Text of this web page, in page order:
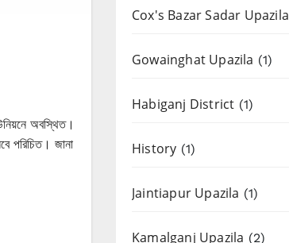
অবস্থিত।
পরিচিত। জানা
Cox's Bazar Sadar Upazila
Gowainghat Upazila (1)
Habiganj District (1)
History (1)
Jaintiapur Upazila (1)
Kamalganj Upazila (2)